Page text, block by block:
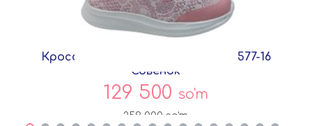
Кроссовки Розовый Текстиль C5577-16
Совёнок
129 500 so'm
259 000 so'm